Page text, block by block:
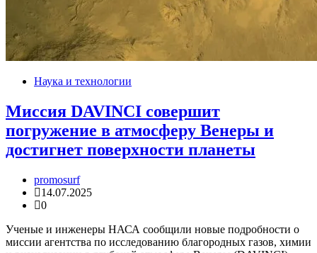
Наука и технологии
Миссия DAVINCI совершит
погружение в атмосферу Венеры и
достигнет поверхности планеты
promosurf
14.07.2025
0
Ученые и инженеры НАСА сообщили новые подробности о
миссии агентства по исследованию благородных газов, химии